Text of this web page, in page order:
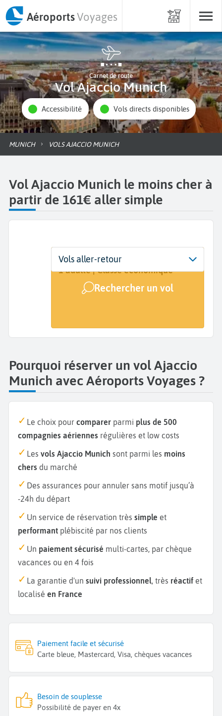
AéroportsVoyages
Carnet de route
Vol Ajaccio Munich
Accessibilité Vols directs disponibles
MUNICH VOLS AJACCIO MUNICH
Vol Ajaccio Munich le moins cher à
partir de 161€ aller simple
Départ
Ajaccio (AJA)
Dates
Dates de votre voyage
Voyageurs | Classe
1 adulte | Classe économique
Rechercher un vol
Vols aller-retour
Pourquoi réserver un vol Ajaccio
Munich avec Aéroports Voyages ?
Le choix pour comparer parmi plus de 500
compagnies aériennes régulières et low costs
Les vols Ajaccio Munich sont parmi les moins
chers du marché
Des assurances pour annuler sans motif jusqu’à
-24h du départ
Un service de réservation très simple et
performant plébiscité par nos clients
Un paiement sécurisé multi-cartes, par chèque
vacances ou en 4 fois
La garantie d'un suivi professionnel, très réactif et
localisé en France
Paiement facile et sécurisé
Carte bleue, Mastercard, Visa, chèques vacances
Besoin de souplesse
Possibilité de payer en 4x